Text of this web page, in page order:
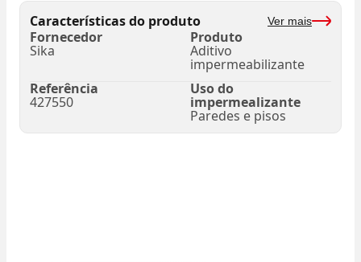
Características do produto Ver mais
Fornecedor
Sika
Produto
Aditivo
impermeabilizante
Referência
427550
Uso do
impermealizante
Paredes e pisos